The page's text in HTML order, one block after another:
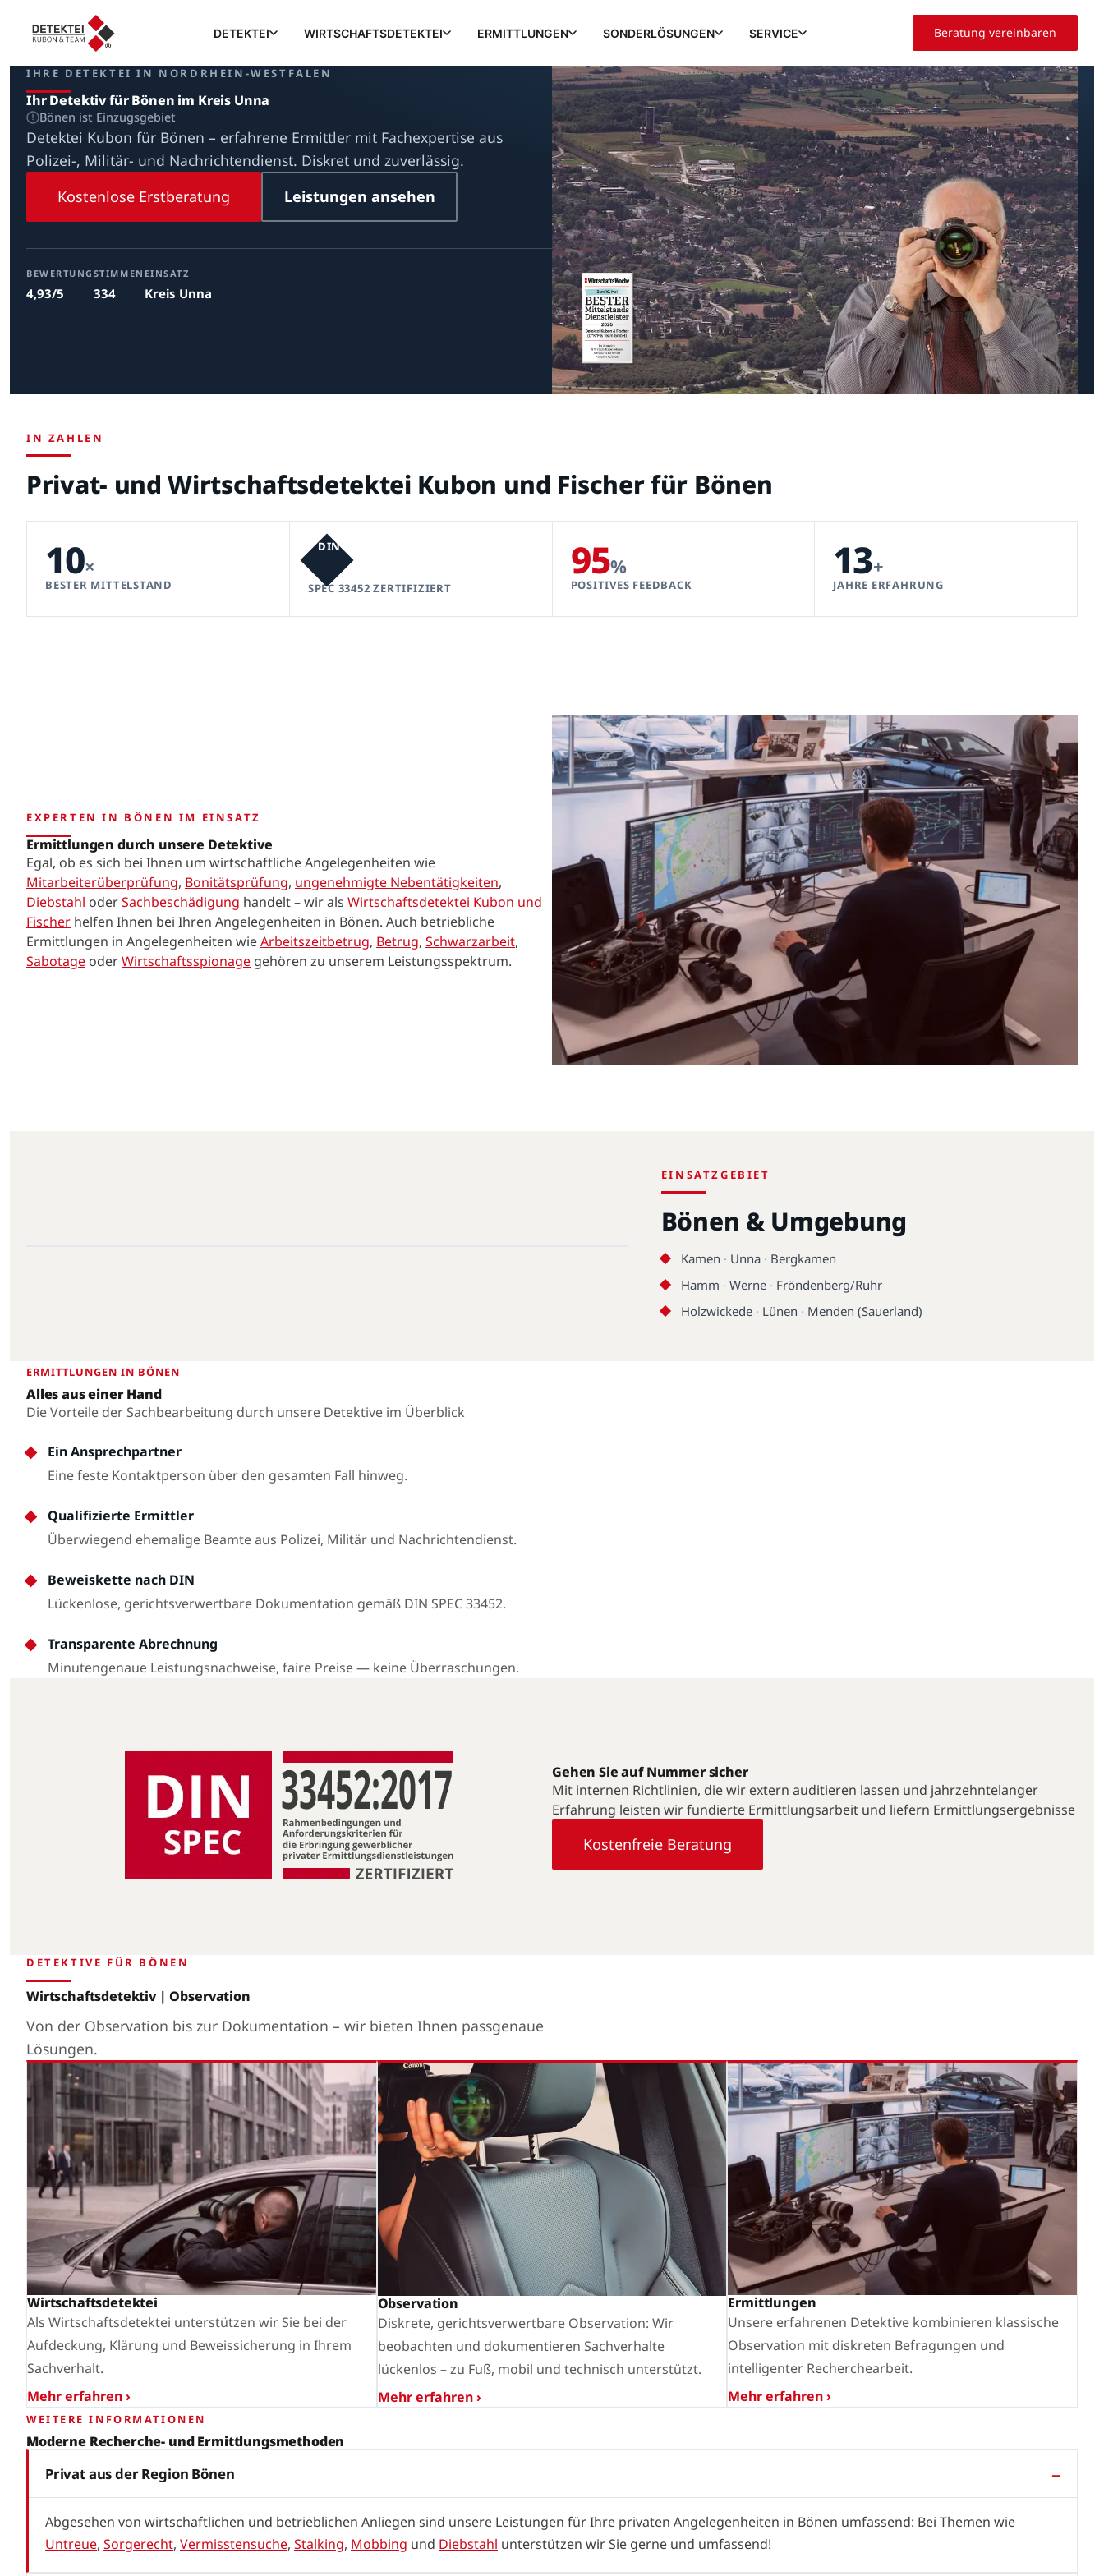
DETEKTEI WIRTSCHAFTSDETEKTEI ERMITTLUNGEN SONDERLÖSUNGEN SERVICE Beratung vereinbaren
IHRE DETEKTEI IN NORDRHEIN-WESTFALEN
Ihr Detektiv für Bönen im Kreis Unna
Bönen ist Einzugsgebiet
Detektei Kubon für Bönen – erfahrene Ermittler mit Fachexpertise aus
Polizei-, Militär- und Nachrichtendienst. Diskret und zuverlässig.
Kostenlose Erstberatung
Leistungen ansehen
BEWERTUNG
4,93/5
STIMMEN
334
EINSATZ
Kreis Unna
IN ZAHLEN
Privat- und Wirtschaftsdetektei Kubon und Fischer für Bönen
10×
BESTER MITTELSTAND
DIN
SPEC 33452 ZERTIFIZIERT
95%
POSITIVES FEEDBACK
13+
JAHRE ERFAHRUNG
EXPERTEN IN BÖNEN IM EINSATZ
Ermittlungen durch unsere Detektive
Egal, ob es sich bei Ihnen um wirtschaftliche Angelegenheiten wie
Mitarbeiterüberprüfung, Bonitätsprüfung, ungenehmigte Nebentätigkeiten,
Diebstahl oderSachbeschädigung handelt – wir als Wirtschaftsdetektei Kubon und
Fischer helfen Ihnen bei Ihren Angelegenheiten in Bönen. Auch betriebliche
Ermittlungen in Angelegenheiten wieArbeitszeitbetrug, Betrug, Schwarzarbeit,
Sabotage oderWirtschaftsspionage gehören zu unserem Leistungsspektrum.
EINSATZGEBIET
Bönen & Umgebung
Kamen · Unna· Bergkamen
Hamm · Werne· Fröndenberg/Ruhr
Holzwickede· Lünen · Menden (Sauerland)
ERMITTLUNGEN IN BÖNEN
Alles aus einer Hand
Die Vorteile der Sachbearbeitung durch unsere Detektive im Überblick
Ein Ansprechpartner
Eine feste Kontaktperson über den gesamten Fall hinweg.
Qualifizierte Ermittler
Überwiegend ehemalige Beamte aus Polizei, Militär und Nachrichtendienst.
Beweiskette nach DIN
Lückenlose, gerichtsverwertbare Dokumentation gemäß DIN SPEC 33452.
Transparente Abrechnung
Minutengenaue Leistungsnachweise, faire Preise — keine Überraschungen.
Gehen Sie auf Nummer sicher
Mit internen Richtlinien, die wir extern auditieren lassen und jahrzehntelanger
Erfahrung leisten wir fundierte Ermittlungsarbeit und liefern Ermittlungsergebnisse
Kostenfreie Beratung
DETEKTIVE FÜR BÖNEN
Wirtschaftsdetektiv | Observation
Von der Observation bis zur Dokumentation – wir bieten Ihnen passgenaue
Lösungen.
Wirtschaftsdetektei
Als Wirtschaftsdetektei unterstützen wir Sie bei der
Aufdeckung, Klärung und Beweissicherung in Ihrem
Sachverhalt.
Mehr erfahren ›
Observation
Diskrete, gerichtsverwertbare Observation: Wir
beobachten und dokumentieren Sachverhalte
lückenlos – zu Fuß, mobil und technisch unterstützt.
Mehr erfahren ›
Ermittlungen
Unsere erfahrenen Detektive kombinieren klassische
Observation mit diskreten Befragungen und
intelligenter Recherchearbeit.
Mehr erfahren ›
WEITERE INFORMATIONEN
Moderne Recherche- und Ermittlungsmethoden
Privat aus der Region Bönen
Abgesehen von wirtschaftlichen und betrieblichen Anliegen sind unsere Leistungen für Ihre privaten Angelegenheiten in Bönen umfassend: Bei Themen wie
Untreue, Sorgerecht, Vermisstensuche, Stalking, Mobbing und Diebstahl unterstützen wir Sie gerne und umfassend!